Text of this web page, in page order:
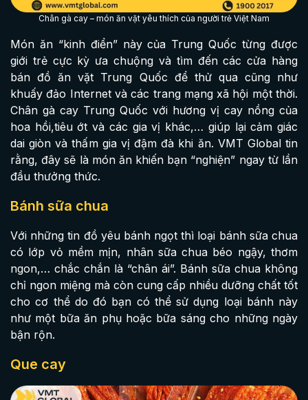
Chân gà cay – món ăn vặt yêu thích của người trẻ Việt Nam
Món ăn “kinh điển” này của Trung Quốc từng được
giới trẻ cực kỳ ưa chuộng và tìm đến các cửa hàng
bán đồ ăn vặt Trung Quốc để thử qua cũng như
khuấy đảo Internet và các trang mạng xã hội một thời.
Chân gà cay Trung Quốc với hương vị cay nồng của
hoa hồi,tiêu ớt và các gia vị khác,… giúp lại cảm giác
dai giòn và thấm gia vị đậm đà khi ăn. VMT Global tin
rằng, đây sẽ là món ăn khiến bạn “nghiện” ngay từ lần
đầu thưởng thức.
Bánh sữa chua
Với những tin đồ yêu bánh ngọt thì loại bánh sữa chua
có lớp vỏ mềm mịn, nhân sữa chua béo ngậy, thơm
ngon,… chắc chắn là “chân ái”. Bánh sữa chua không
chỉ ngon miệng mà còn cung cấp nhiều dưỡng chất tốt
cho cơ thể do đó bạn có thể sử dụng loại bánh này
như một bữa ăn phụ hoặc bữa sáng cho những ngày
bận rộn.
Que cay